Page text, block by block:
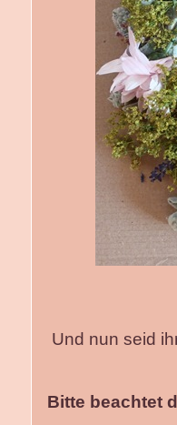
Und nun seid
Bitte beachtet